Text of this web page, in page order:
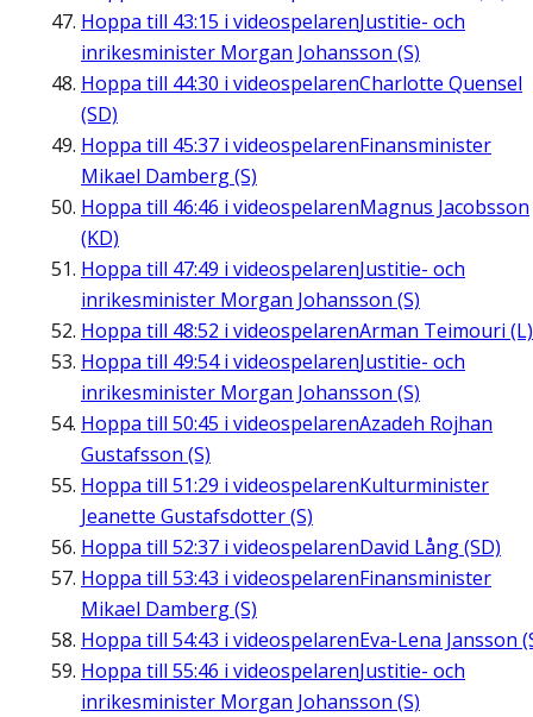
Hoppa till 43:15 i videospelarenJustitie- och
inrikesminister Morgan Johansson (S)
Hoppa till 44:30 i videospelarenCharlotte Quensel
(SD)
Hoppa till 45:37 i videospelarenFinansminister
Mikael Damberg (S)
Hoppa till 46:46 i videospelarenMagnus Jacobsson
(KD)
Hoppa till 47:49 i videospelarenJustitie- och
inrikesminister Morgan Johansson (S)
Hoppa till 48:52 i videospelarenArman Teimouri (L)
Hoppa till 49:54i videospelarenJustitie- och
inrikesminister Morgan Johansson (S)
Hoppa till 50:45 i videospelarenAzadeh Rojhan
Gustafsson (S)
Hoppa till 51:29 i videospelarenKulturminister
Jeanette Gustafsdotter (S)
Hoppa till 52:37 i videospelarenDavid Lång (SD)
Hoppa till 53:43 i videospelarenFinansminister
Mikael Damberg (S)
Hoppa till 54:43 i videospelarenEva-Lena Jansson
Hoppa till 55:46 i videospelarenJustitie- och
inrikesminister Morgan Johansson (S)